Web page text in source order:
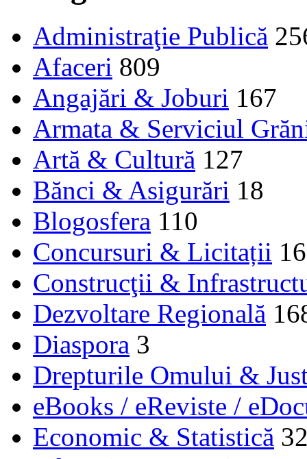
Administraţie Publică
Afaceri 809
Angajări & Joburi 167
Armata & Serviciul
Artă & Cultură 127
Bănci & Asigurări 18
Blogosfera 110
Concursuri & Licitații 16
Construcţii &
Dezvoltare Regională
Diaspora 3
Drepturile Omului &
eBooks / eReviste /
Economic & Statistică